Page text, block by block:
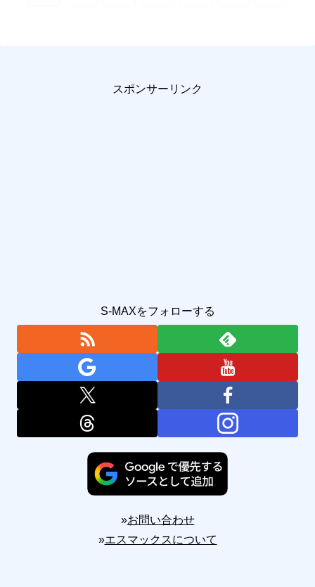
スポンサーリンク
S-MAXをフォローする
»お問い合わせ
»エスマックスについて